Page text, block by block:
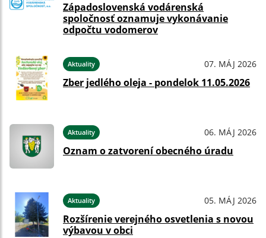
Západoslovenská vodárenská
spoločnosť oznamuje vykonávanie
odpočtu vodomerov
Aktuality 07. MÁJ 2026
Zber jedlého oleja - pondelok 11.05.2026
Aktuality 06. MÁJ 2026
Oznam o zatvorení obecného úradu
Aktuality 05. MÁJ 2026
Rozšírenie verejného osvetlenia s novou
výbavou v obci